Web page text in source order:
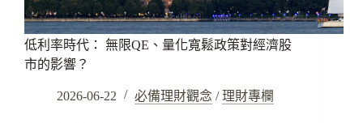
低利率時代： 無限QE、量化寬鬆政策對經濟股
市的影響？
2026-06-22 必備理財觀念 / 理財專欄